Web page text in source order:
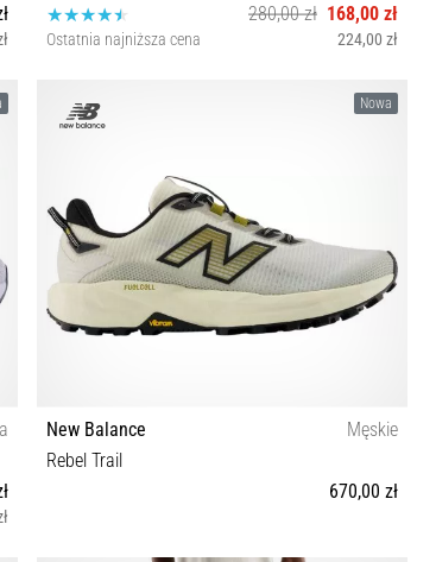
280,00 zł 168,00 zł
Ostatnia najniższa cena 224,00 zł
Nowa
New Balance
Męskie
Rebel Trail
670,00 zł